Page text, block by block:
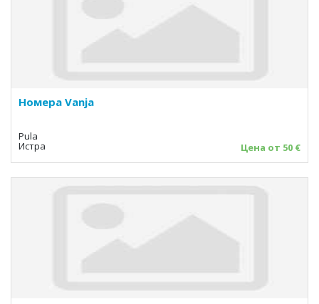
Номера Vanja
Pula
Истра Цена от 50 €